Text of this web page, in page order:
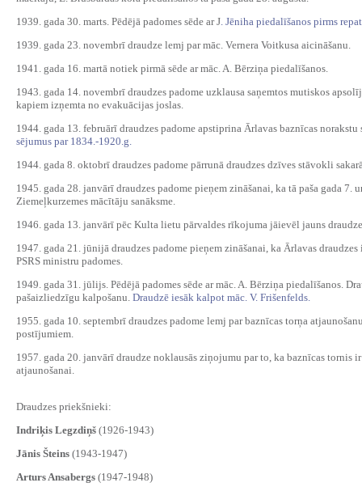
1939. gada 30. marts. Pēdējā padomes sēde ar J. Jēniha piedalīšanos pirms
1939. gada 23. novembrī draudze lemj par māc. Vernera Voitkusa aicināšanu.
1941. gada 16. martā notiek pirmā sēde ar māc. A. Bērziņa piedalīšanos.
1943. gada 14. novembrī draudzes padome uzklausa saņemtos mutiskos
kapiem izņemta no evakuācijas joslas.
1944. gada 13. februārī draudzes padome apstiprina Ārlavas baznīcas norakstu
sējumus par 1834.-1920.g.
1944. gada 8. oktobrī draudzes padome pārrunā draudzes dzīves stāvokli
1945. gada 28. janvārī draudzes padome pieņem zināšanai, ka tā paša gada 7.
Ziemeļkurzemes mācītāju sanāksme.
1946. gada 13. janvārī pēc Kulta lietu pārvaldes rīkojuma jāievēl jauns
1947. gada 21. jūnijā draudzes padome pieņem zināšanai, ka Ārlavas
PSRS ministru padomes.
1949. gada 31. jūlijs. Pēdējā padomes sēde ar māc. A. Bērziņa piedalīšanos.
pašaizliedzīgu kalpošanu. Draudzē iesāk kalpot māc. V. Frišenfelds.
1955. gada 10. septembrī draudzes padome lemj par baznīcas torņa
postījumiem.
1957. gada 20. janvārī draudze noklausās ziņojumu par to, ka baznīcas
atjaunošanai.
Draudzes priekšnieki:
Indriķis Legzdiņš (1926-1943)
Jānis Šteins (1943-1947)
Arturs Ansabergs (1947-1948)